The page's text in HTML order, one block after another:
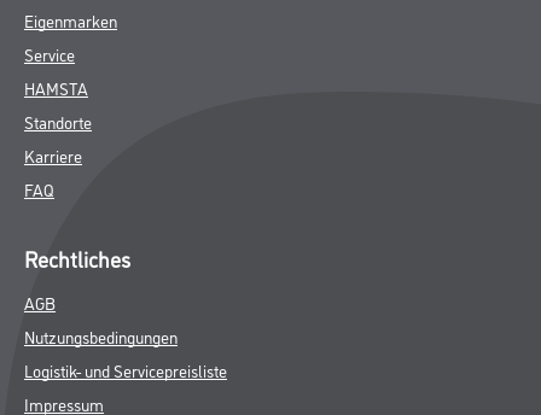
Eigenmarken
Service
HAMSTA
Standorte
Karriere
FAQ
Rechtliches
AGB
Nutzungsbedingungen
Logistik- und Servicepreisliste
Impressum